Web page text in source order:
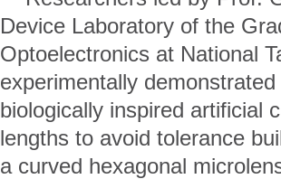
Device Laboratory of the
Optoelectronics at National
experimentally
biologically inspired artificial
lengths to avoid tolerance
a curved hexagonal